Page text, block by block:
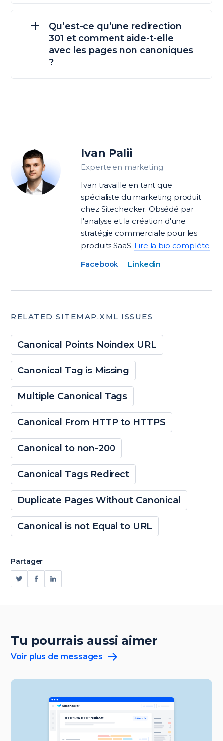
Qu’est-ce qu’une redirection
301 et comment aide-t-elle
avec les pages non canoniques
?
Ivan Palii
Experte en marketing
Ivan travaille en tant que
spécialiste du marketing produit
chez Sitechecker. Obsédé par
l'analyse et la création d'une
stratégie commerciale pour les
produits SaaS. Lire la bio complète
Facebook
Linkedin
RELATED SITEMAP.XML ISSUES
Canonical Points Noindex URL
Canonical Tag is Missing
Multiple Canonical Tags
Canonical From HTTP to HTTPS
Canonical to non-200
Canonical Tags Redirect
Duplicate Pages Without Canonical
Canonical is not Equal to URL
Partager
Tu pourrais aussi aimer
Voir plus de messages